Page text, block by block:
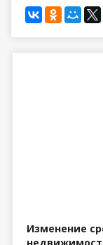
Изменение